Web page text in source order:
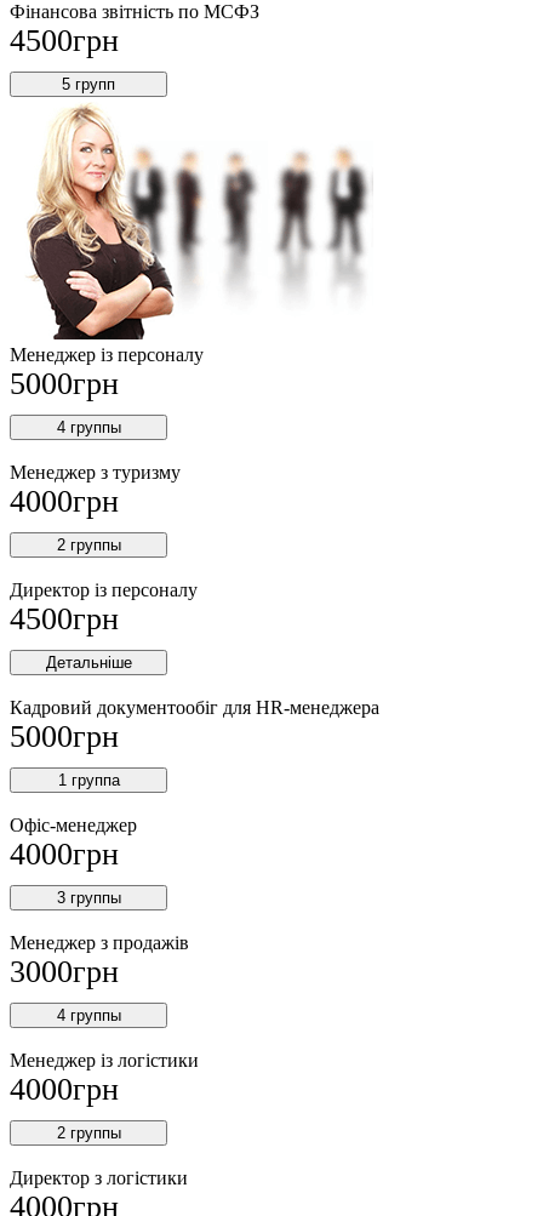
Фінансова звітність по МСФЗ
4500грн
5 групп
Менеджер із персоналу
5000грн
4 группы
Менеджер з туризму
4000грн
2 группы
Директор iз персоналу
4500грн
Детальніше
Кадровий документообіг для HR-менеджера
5000грн
1 группа
Офіс-менеджер
4000грн
3 группы
Менеджер з продажів
3000грн
4 группы
Менеджер із логістики
4000грн
2 группы
Директор з логістики
4000грн